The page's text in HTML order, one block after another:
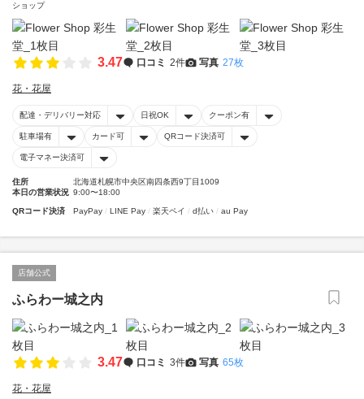
ショップ
3.47 口コミ 2件 写真 27枚
花・花屋
配達・デリバリー対応 日祝OK クーポン有
駐車場有 カード可 QRコード決済可
電子マネー決済可
住所
北海道札幌市中央区南四条西9丁目1009
本日の営業状況 9:00〜18:00
QRコード決済 PayPay LINE Pay 楽天ペイ d払い au Pay
店舗公式
ふらわー城之内
3.47 口コミ 3件 写真 65枚
花・花屋